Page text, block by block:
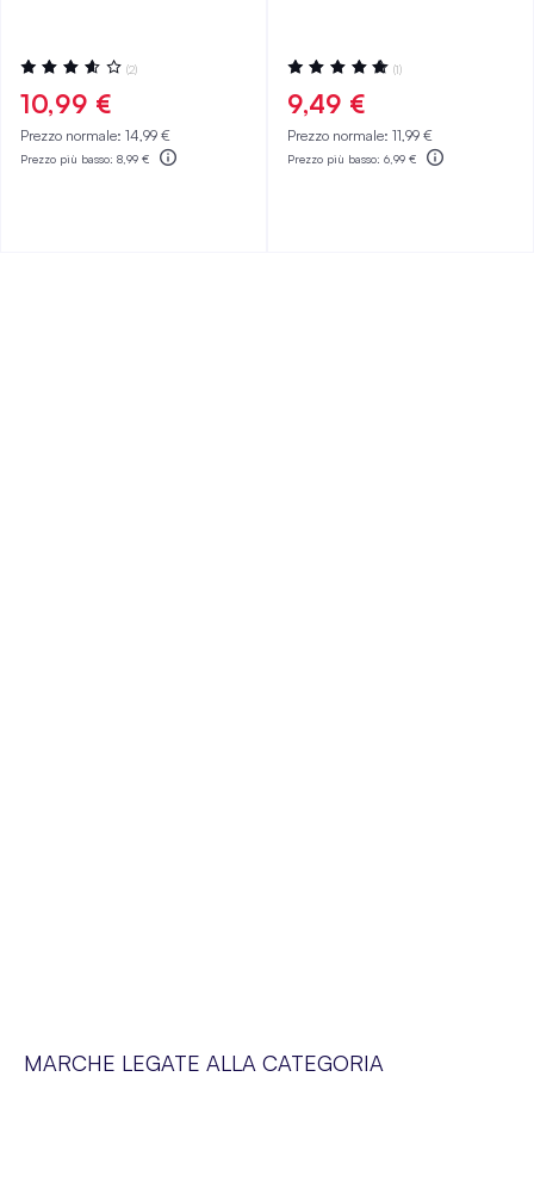
Valutazione:
73%
(2)
10,99 €
Prezzo normale: 14,99 €
Prezzo più basso: 8,99 €
Valutazione:
100%
(1)
9,49 €
Prezzo normale: 11,99 €
Prezzo più basso: 6,99 €
MARCHE LEGATE ALLA CATEGORIA